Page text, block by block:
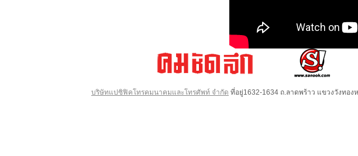
บริษัทแปซิฟิคโทรคมนาคมและโทรศัพท์ จำกัด ที่อยู่1632-1634 ถ.ลาดพร้าว แขวงวังทอง